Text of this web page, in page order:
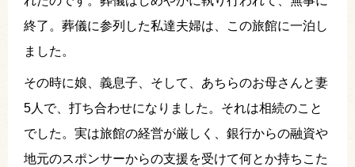
終了。葬儀に参列した私達夫婦は、この旅館に一泊し
ました。
その時に娘、義息子、そして、あちらのお母さんと妻
5人で、打ち合わせになりました。それは相続のこと
でした。実は旅館の経営が厳しく、銀行からの融資や
地元のスポンサーからの支援を受けて何とか持ちこた